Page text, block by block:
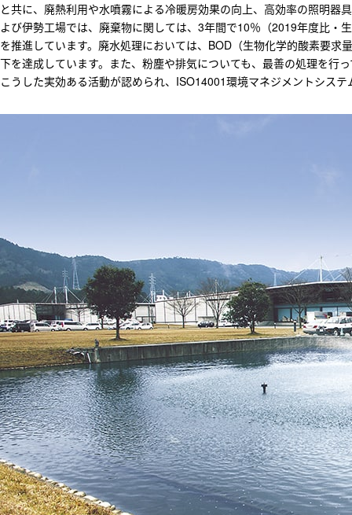
と共に、廃熱利用や水噴霧による冷暖房効果の向上、高効率の照明器
よび伊勢工場では、廃棄物に関しては、3年間で10％（2019年度比・
を推進しています。廃水処理においては、BOD（生物化学的酸素要
下を達成しています。また、粉塵や排気についても、最善の処理を行
こうした実効ある活動が認められ、ISO14001環境マネジメントシス